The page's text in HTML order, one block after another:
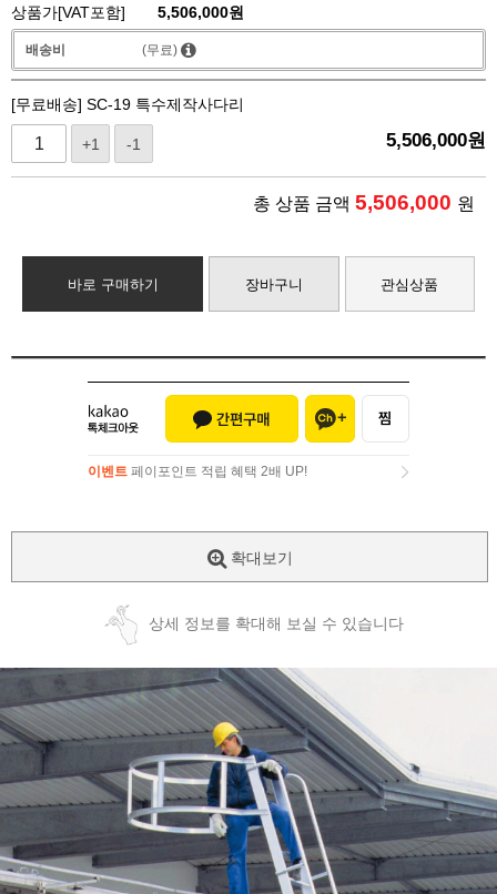
상품가[VAT포함] 5,506,000원
배송비 (무료)
[무료배송] SC-19 특수제작사다리
+1 -1 5,506,000원
총 상품 금액 5,506,000 원
바로 구매하기 장바구니 관심상품
이벤트 페이포인트 적립 혜택 2배 UP!
확대보기
상세 정보를 확대해 보실 수 있습니다